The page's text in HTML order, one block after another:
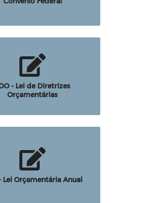
- Lei de Diretrizes
Orçamentárias
Lei Orçamentária Anual